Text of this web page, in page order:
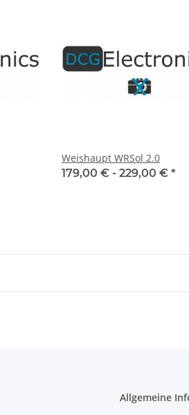
Weishaupt WRSol 2.0
179,00 € - 229,00 € *
Allgemeine